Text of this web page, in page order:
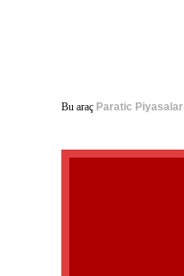
Bu araç Paratic Piyasalar